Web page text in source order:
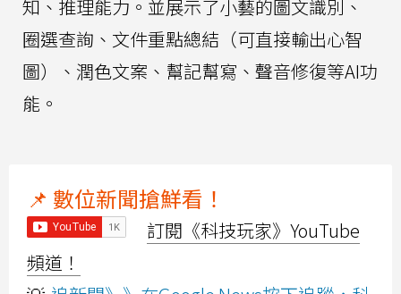
知、推理能力。並展示了小藝的圖文識別、
圈選查詢、文件重點總結（可直接輸出心智
圖）、潤色文案、幫記幫寫、聲音修復等AI功
能。
📌 數位新聞搶鮮看！
訂閱《科技玩家》YouTube
頻道！